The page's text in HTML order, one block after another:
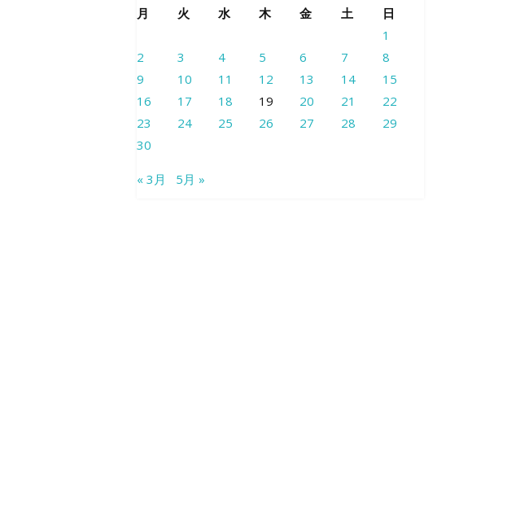
月
火 水 木 金 土
日
1
2
3 4 5 6 7
8
9
10 11 12 13 14
15
16
17 18 19 20 21
22
23
24 25 26 27 28
29
30
« 3月 5月 »